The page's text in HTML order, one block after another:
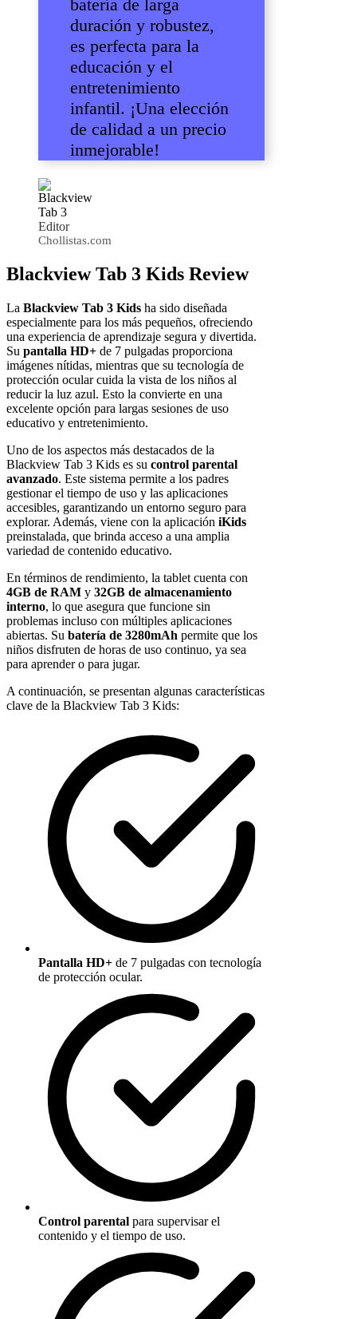
batería de larga
duración y robustez,
es perfecta para la
educación y el
entretenimiento
infantil. ¡Una elección
de calidad a un precio
inmejorable!
Editor
Chollistas.com
Blackview Tab 3 Kids Review
La Blackview Tab 3 Kids ha sido diseñada
especialmente para los más pequeños, ofreciendo
una experiencia de aprendizaje segura y divertida.
Su pantalla HD+ de 7 pulgadas proporciona
imágenes nítidas, mientras que su tecnología de
protección ocular cuida la vista de los niños al
reducir la luz azul. Esto la convierte en una
excelente opción para largas sesiones de uso
educativo y entretenimiento.
Uno de los aspectos más destacados de la
Blackview Tab 3 Kids es su control parental
avanzado. Este sistema permite a los padres
gestionar el tiempo de uso y las aplicaciones
accesibles, garantizando un entorno seguro para
explorar. Además, viene con la aplicación iKids
preinstalada, que brinda acceso a una amplia
variedad de contenido educativo.
En términos de rendimiento, la tablet cuenta con
4GB de RAM y 32GB de almacenamiento
interno, lo que asegura que funcione sin
problemas incluso con múltiples aplicaciones
abiertas. Su batería de 3280mAh permite que los
niños disfruten de horas de uso continuo, ya sea
para aprender o para jugar.
A continuación, se presentan algunas características
clave de la Blackview Tab 3 Kids:
Pantalla HD+ de 7 pulgadas con tecnología
de protección ocular.
Control parental para supervisar el
contenido y el tiempo de uso.